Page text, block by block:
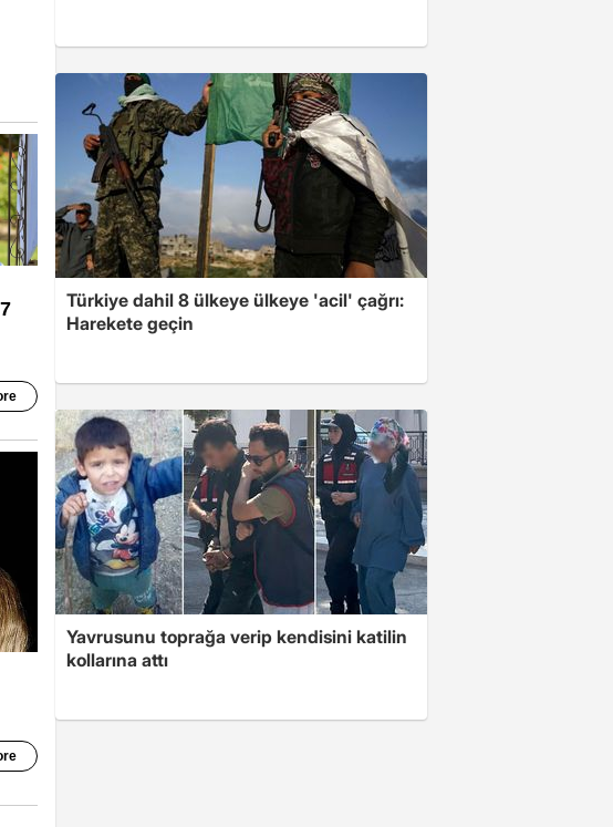
Türkiye dahil 8 ülkeye ülkeye 'acil' çağrı:
Harekete geçin
Yavrusunu toprağa verip kendisini katilin
kollarına attı